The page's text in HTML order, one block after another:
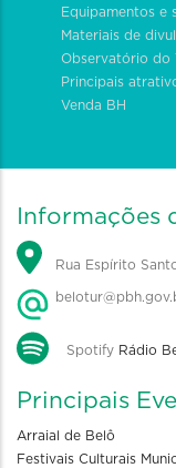
Equipamentos e
Materiais de
Observatório do
Principais
Venda BH
Informações
Rua Espírito
Spotify Rádio
Principais
Arraial de Belô
Festivais Culturais